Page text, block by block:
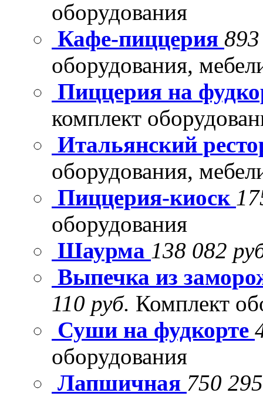
оборудования
Кафе-пиццерия
оборудования,
Пиццерия на
комплект
Итальянский
оборудования,
Пиццерия-киоск
оборудования
Шаурма 138 082
Выпечка из
110 руб. Комплект
Суши на фудкорте
оборудования
Лапшичная 750